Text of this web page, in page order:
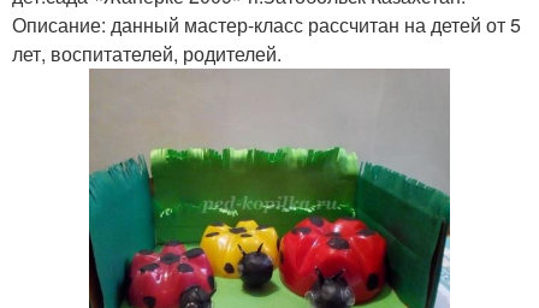
Описание: данный мастер-класс рассчитан на детей от 5
лет, воспитателей, родителей.